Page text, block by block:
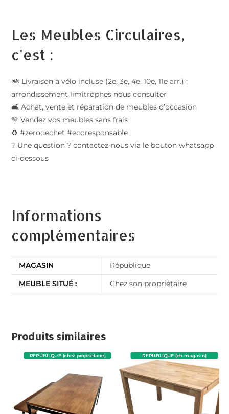
Les Meubles Circulaires,
c'est :
🚲 Livraison à vélo incluse (2e, 3e, 4e, 10e, 11e arr.) ;
arrondissement limitrophes nous consulter
🛋️ Achat, vente et réparation de meubles d’occasion
💚 Vendez vos meubles sans frais
♻️ #zerodechet #ecoresponsable
❔ Une question ? contactez-nous via le bouton whatsapp
ci-dessous
Informations
complémentaires
MAGASIN
République
MEUBLE SITUÉ :
Chez son propriétaire
Produits similaires
REPUBLIQUE (chez propriétaire) REPUBLIQUE (en magasin)